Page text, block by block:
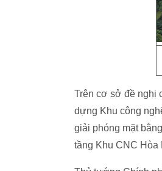
Trên cơ sở đề nghị
dựng Khu công
giải phóng mặt
tầng Khu CNC Hòa